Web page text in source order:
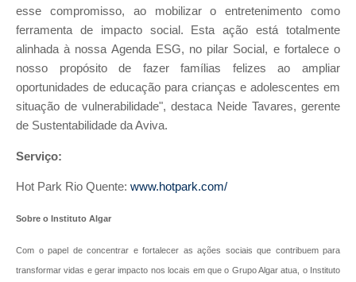
esse compromisso, ao mobilizar o entretenimento como
ferramenta de impacto social. Esta ação está totalmente
alinhada à nossa Agenda ESG, no pilar Social, e fortalece o
nosso propósito de fazer famílias felizes ao ampliar
oportunidades de educação para crianças e adolescentes em
situação de vulnerabilidade", destaca Neide Tavares, gerente
de Sustentabilidade da Aviva.
Serviço:
Hot Park Rio Quente: www.hotpark.com/
Sobre o Instituto Algar
Com o papel de concentrar e fortalecer as ações sociais que contribuem para
transformar vidas e gerar impacto nos locais em que o Grupo Algar atua, o Instituto